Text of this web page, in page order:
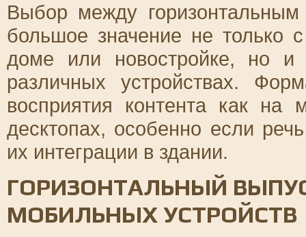
Выбор между
большое значение не только
доме или новостройке, но
различных устройствах.
восприятия контента как на
десктопах, особенно если
их интеграции в здании.
ГОРИЗОНТАЛЬНЫЙ
МОБИЛЬНЫХ УСТРОЙСТВ